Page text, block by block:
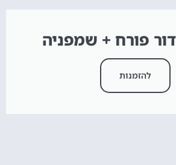
פורח + שמפניה
להזמנות